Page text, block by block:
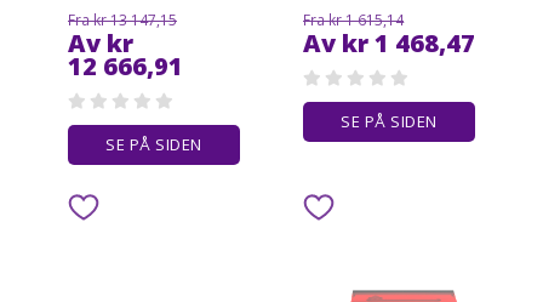
PV400 Foldable Solar
Panel
Fra kr 13 147,15
Av kr
12 666,91
SE PÅ SIDEN
Fra kr 1 615,14
Av kr 1 468,47
SE PÅ SIDEN